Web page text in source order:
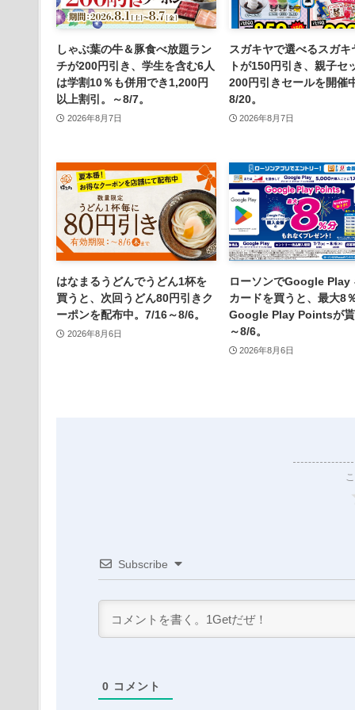
しゃぶ葉の牛＆豚食べ放題ラン
チが200円引き、学生を含む6人
は学割10％も併用でき1,200円
以上割引。～8/7。
2026年8月7日
スガキヤで選べるスガキ
トが150円引き、親子セ
200円引きセールを開催
8/20。
2026年8月7日
はなまるうどんでうどん1杯を
買うと、次回うどん80円引きク
ーポンを配布中。7/16～8/6。
2026年8月6日
ローソンでGoogle Play
カードを買うと、最大8
Google Play Pointsが
～8/6。
2026年8月6日
Subscribe
0 コメント